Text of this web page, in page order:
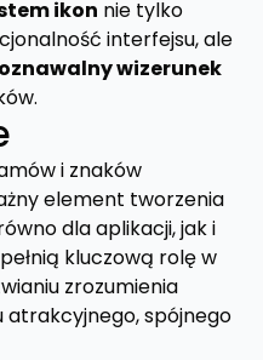
ikon nie tylko
interfejsu, ale
wizerunek
i znaków
element tworzenia
dla aplikacji, jak i
kluczową rolę w
zrozumienia
atrakcyjnego, spójnego